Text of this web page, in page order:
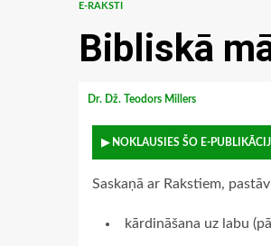
E-RAKSTI
Bibliskā
Dr. Dž. Teodors Millers
▶ NOKLAUSIES ŠO E-
Saskaņā ar Rakstiem,
kārdināšana uz labu